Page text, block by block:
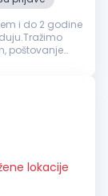
i do 2 godine
poštovanje
lokacije